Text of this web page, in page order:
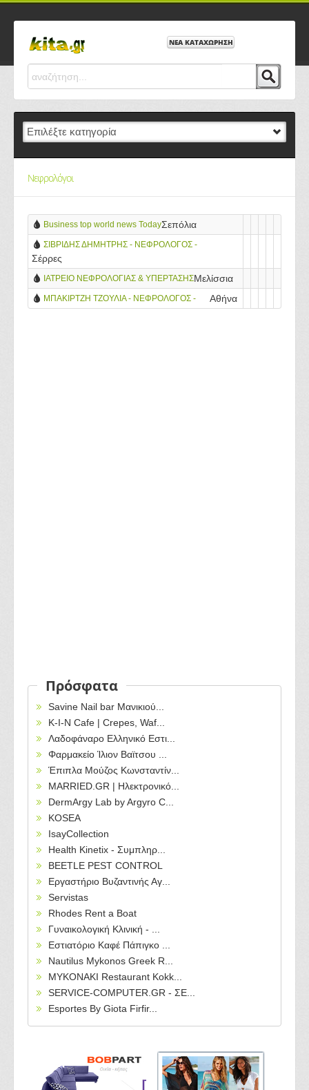
ΝΕΑ ΚΑΤΑΧΩΡΗΣΗ
Νεφρολόγοι
Business top world news TodayΣεπόλια
ΣΙΒΡΙΔΗΣ ΔΗΜΗΤΡΗΣ - ΝΕΦΡΟΛΟΓΟΣ -
ΣΕΡΡΕΣ
Σέρρες
ΙΑΤΡΕΙΟ ΝΕΦΡΟΛΟΓΙΑΣ & ΥΠΕΡΤΑΣΗΣΜελίσσια
ΜΠΑΚΙΡΤΖΗ ΤΖΟΥΛΙΑ - ΝΕΦΡΟΛΟΓΟΣ -
Αθήνα
Πρόσφατα
Savine Nail bar Μανικιού...
Κ-Ι-Ν Cafe | Crepes, Waf...
Λαδοφάναρο Ελληνικό Εστι...
Φαρμακείο Ίλιον Βαϊτσου ...
Έπιπλα Μούζος Κωνσταντίν...
MARRIED.GR | Ηλεκτρονικό...
DermArgy Lab by Argyro C...
KOSEA
IsayCollection
Health Kinetix - Συμπληρ...
BEETLE PEST CONTROL
Εργαστήριο Βυζαντινής Αγ...
Servistas
Rhodes Rent a Boat
Γυναικολογική Κλινική - ...
Εστιατόριο Καφέ Πάπιγκο ...
Nautilus Mykonos Greek R...
MYKONAKI Restaurant Kokk...
SERVICE-COMPUTER.GR - ΣΕ...
Esportes By Giota Firfir...